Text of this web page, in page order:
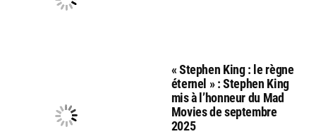
« Stephen King : le règne
éternel » : Stephen King
mis à l’honneur du Mad
Movies de septembre
2025